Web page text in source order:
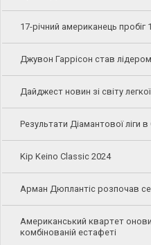
17-річний американець пробіг
Джувон Гаррісон став
Дайджест новин зі світу
Результати Діамантової ліги в
Kip Keino Classic 2024
Арман Дюплантіс розпочав
Американський квартет
комбінованій естафеті